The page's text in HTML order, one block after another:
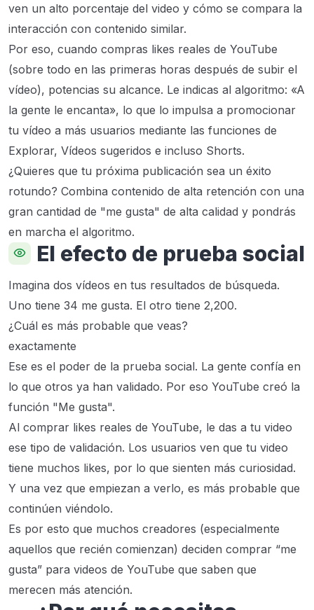
ven un alto porcentaje del video y cómo se compara la
interacción con contenido similar.
Por eso, cuando compras likes reales de YouTube
(sobre todo en las primeras horas después de subir el
vídeo), potencias su alcance. Le indicas al algoritmo: «A
la gente le encanta», lo que lo impulsa a promocionar
tu vídeo a más usuarios mediante las funciones de
Explorar, Vídeos sugeridos e incluso Shorts.
¿Quieres que tu próxima publicación sea un éxito
rotundo? Combina contenido de alta retención con una
gran cantidad de "me gusta" de alta calidad y pondrás
en marcha el algoritmo.
El efecto de prueba social
Imagina dos vídeos en tus resultados de búsqueda.
Uno tiene 34 me gusta. El otro tiene 2,200.
¿Cuál es más probable que veas?
exactamente
Ese es el poder de la prueba social. La gente confía en
lo que otros ya han validado. Por eso YouTube creó la
función "Me gusta".
Al comprar likes reales de YouTube, le das a tu video
ese tipo de validación. Los usuarios ven que tu video
tiene muchos likes, por lo que sienten más curiosidad.
Y una vez que empiezan a verlo, es más probable que
continúen viéndolo.
Es por esto que muchos creadores (especialmente
aquellos que recién comienzan) deciden comprar “me
gusta” para videos de YouTube que saben que
merecen más atención.